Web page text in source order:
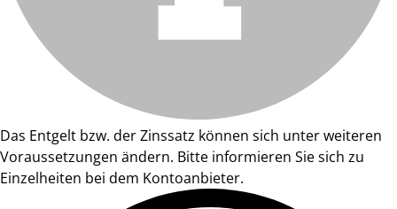
Das Entgelt bzw. der Zinssatz können sich unter weiteren
Voraussetzungen ändern. Bitte informieren Sie sich zu
Einzelheiten bei dem Kontoanbieter.